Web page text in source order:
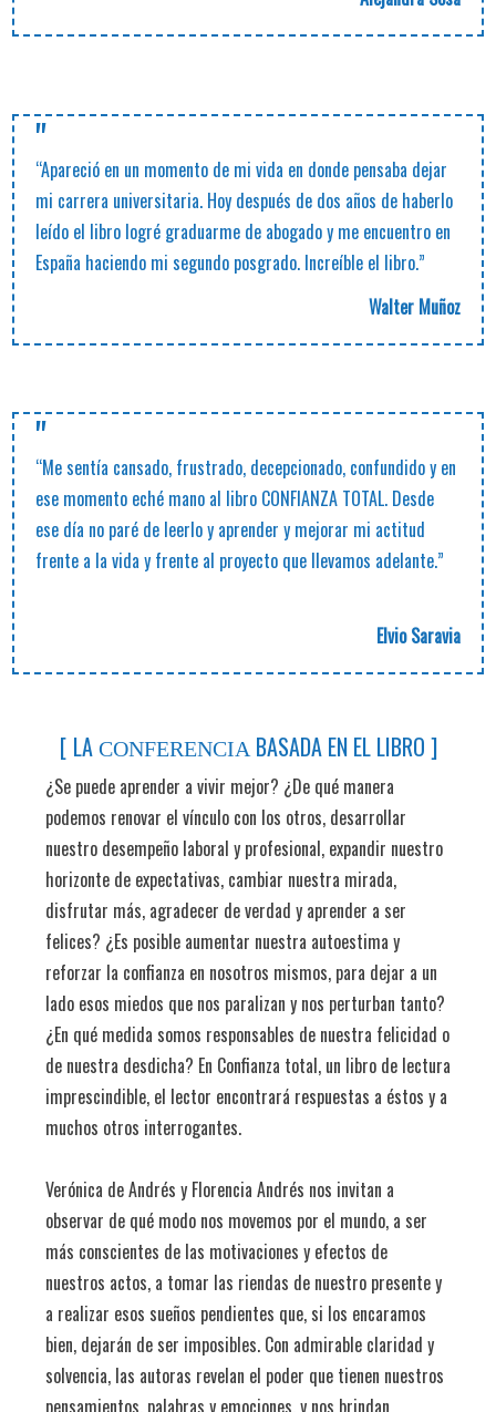
"
“Apareció en un momento de mi vida en donde pensaba dejar
mi carrera universitaria. Hoy después de dos años de haberlo
leído el libro logré graduarme de abogado y me encuentro en
España haciendo mi segundo posgrado. Increíble el libro.”
Walter Muñoz
"
“Me sentía cansado, frustrado, decepcionado, confundido y en
ese momento eché mano al libro CONFIANZA TOTAL. Desde
ese día no paré de leerlo y aprender y mejorar mi actitud
frente a la vida y frente al proyecto que llevamos adelante.”
Elvio Saravia
[ LA CONFERENCIA BASADA EN EL LIBRO ]
¿Se puede aprender a vivir mejor? ¿De qué manera
podemos renovar el vínculo con los otros, desarrollar
nuestro desempeño laboral y profesional, expandir nuestro
horizonte de expectativas, cambiar nuestra mirada,
disfrutar más, agradecer de verdad y aprender a ser
felices? ¿Es posible aumentar nuestra autoestima y
reforzar la confianza en nosotros mismos, para dejar a un
lado esos miedos que nos paralizan y nos perturban tanto?
¿En qué medida somos responsables de nuestra felicidad o
de nuestra desdicha? En Confianza total, un libro de lectura
imprescindible, el lector encontrará respuestas a éstos y a
muchos otros interrogantes.
Verónica de Andrés y Florencia Andrés nos invitan a
observar de qué modo nos movemos por el mundo, a ser
más conscientes de las motivaciones y efectos de
nuestros actos, a tomar las riendas de nuestro presente y
a realizar esos sueños pendientes que, si los encaramos
bien, dejarán de ser imposibles. Con admirable claridad y
solvencia, las autoras revelan el poder que tienen nuestros
pensamientos, palabras y emociones, y nos brindan